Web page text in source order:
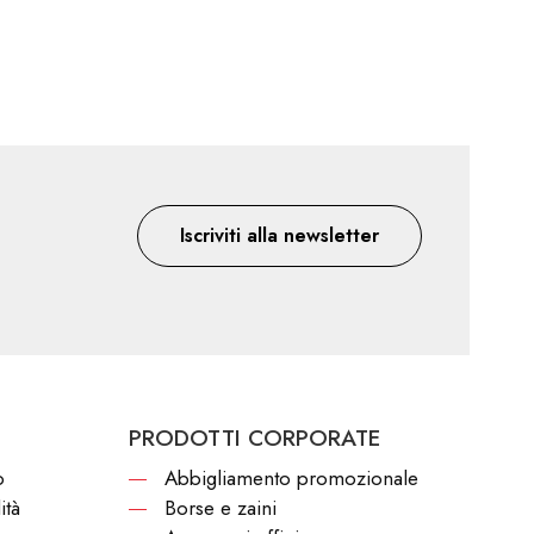
Iscriviti alla newsletter
PRODOTTI CORPORATE
Abbigliamento promozionale
Borse e zaini